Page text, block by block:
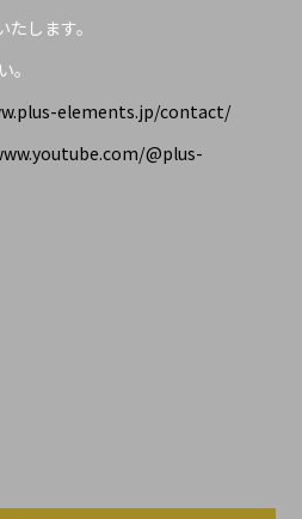
します。
。
elements.jp/contact/
@plus-